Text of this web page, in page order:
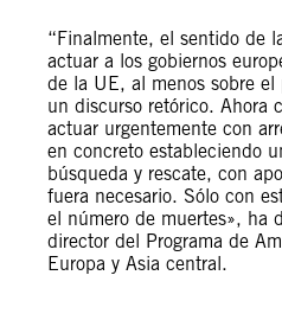
“Finalmente, el sentido de
actuar a los gobiernos
de la UE, al menos sobre el
un discurso retórico. Ahora
actuar urgentemente con
en concreto estableciendo
búsqueda y rescate, con
fuera necesario. Sólo con
el número de muertes», ha
director del Programa de
Europa y Asia central.